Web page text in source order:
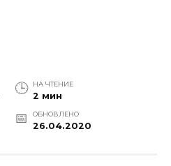
НА ЧТЕНИЕ
2 мин
ОБНОВЛЕНО
26.04.2020